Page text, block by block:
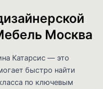
Москва
Катарсис — это
быстро найти
по ключевым